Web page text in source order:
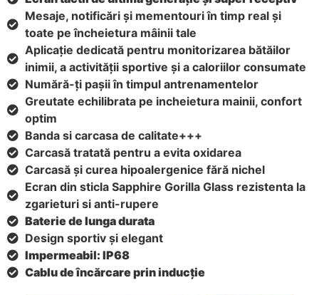
Mesaje, notificări și mementouri în timp real și
toate pe încheietura mâinii tale
Aplicație dedicată pentru monitorizarea bătăilor
inimii, a activității sportive și a caloriilor consumate
Numără-ți pașii în timpul antrenamentelor
Greutate echilibrata pe incheietura mainii, confort
optim
Banda si carcasa de calitate+++
Carcasă tratată pentru a evita oxidarea
Carcasă și curea hipoalergenice fără nichel
Ecran din sticla Sapphire Gorilla Glass rezistenta la
zgarieturi si anti-rupere
Baterie de lunga durata
Design sportiv și elegant
Impermeabil: IP68
Cablu de încărcare prin inducție